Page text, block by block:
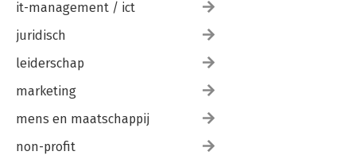
it-management / ict
juridisch
leiderschap
marketing
mens en maatschappij
non-profit